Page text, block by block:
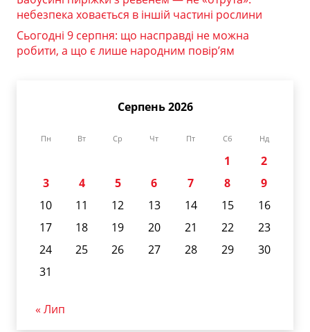
небезпека ховається в іншій частині рослини
Сьогодні 9 серпня: що насправді не можна
робити, а що є лише народним повір’ям
Серпень 2026
Пн Вт Ср Чт Пт Сб Нд
1
2
3
4 5 6 7 8
9
10
11 12 13 14 15
16
17
18 19 20 21 22
23
24
25 26 27 28 29
30
31
« Лип